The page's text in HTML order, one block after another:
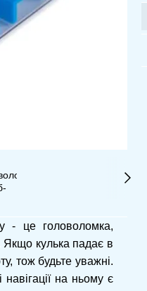
- це головоломка,
Якщо кулька падає в
тож будьте уважні.
на ньому є